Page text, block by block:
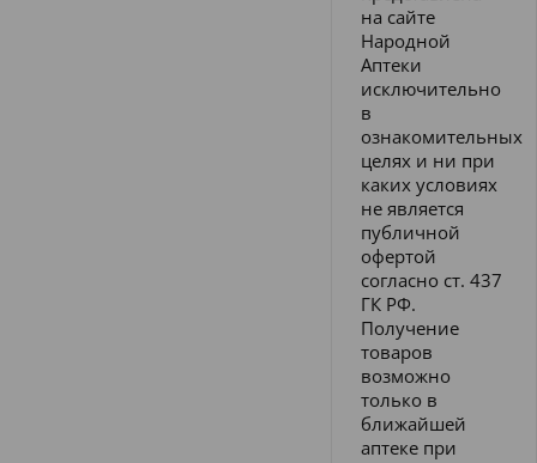
на сайте
Народной
Аптеки
исключительно
в
ознакомительных
целях и ни при
каких условиях
не является
публичной
офертой
согласно ст. 437
ГК РФ.
Получение
товаров
возможно
только в
ближайшей
аптеке при